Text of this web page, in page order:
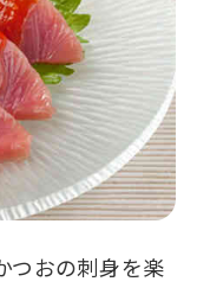
つおの刺身を楽